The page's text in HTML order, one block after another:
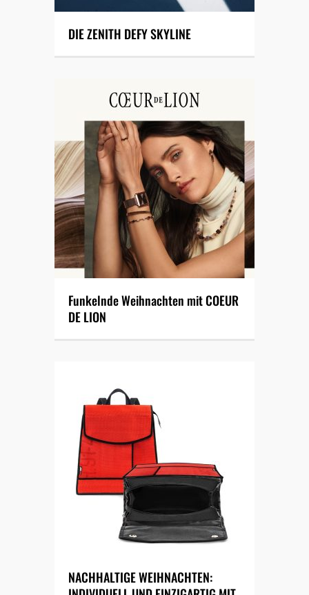
DIE ZENITH DEFY SKYLINE
Funkelnde Weihnachten mit COEUR
DE LION
NACHHALTIGE WEIHNACHTEN: